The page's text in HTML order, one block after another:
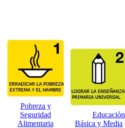
Pobreza y
Seguridad
Alimentaria
Educación
Básica y Media